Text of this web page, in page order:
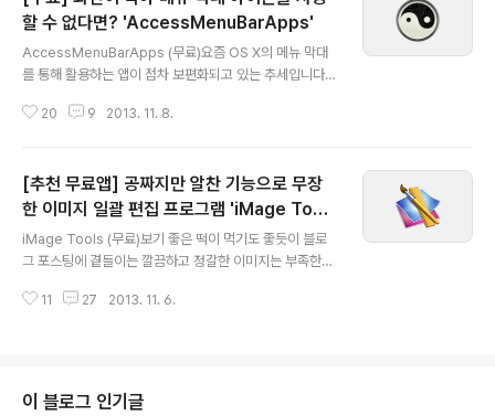
할 수 없다면? 'AccessMenuBarApps'
AccessMenuBarApps (무료)요즘 OS X의 메뉴 막대
를 통해 활용하는 앱이 점차 보편화되고 있는 추세입니다.
류도 매우 다양합니다. 메뉴 막대 아이콘을 통해 사용할 필
배터리, 스피커 볼륨 등을 파악할 수 있는 시스템 기본 아이
콘도 메뉴 막대를 한자리씩 차지하고 있습니다. 그야말로
메뉴 막대 앱이 풍년입니다.메뉴 막대 아이콘은 접근성이
우수하고 활용도가 매우 높아 사용자나 개발자 할 것없이
모두 선호하는 인터페이스입니다. 하지만 모니터 해상도가
낮은 맥에 너무 많은 메뉴 막대 아이콘을 추가하면 메뉴 항
20 9 2013. 11. 8.
[추천 무료앱] 공짜지만 알찬 기능으로 무장
한 이미지 일괄 편집 프로그램 'iMage Tool
s'
iMage Tools (무료)보기 좋은 떡이 먹기도 좋듯이 블로
그 포스팅에 곁들이는 깔끔하고 정갈한 이미지는 부족한
해를 돕는데도 큰 기여를 하는 훌륭한 도구가 됩니다. 그런
우저에 깨끗하게 표시되도록 리사이즈, 외각선 처리가 필
11 27 2013. 11. 6.
이 블로그 인기글